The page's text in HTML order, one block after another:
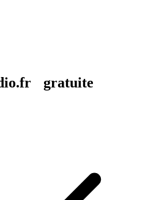
gratuite